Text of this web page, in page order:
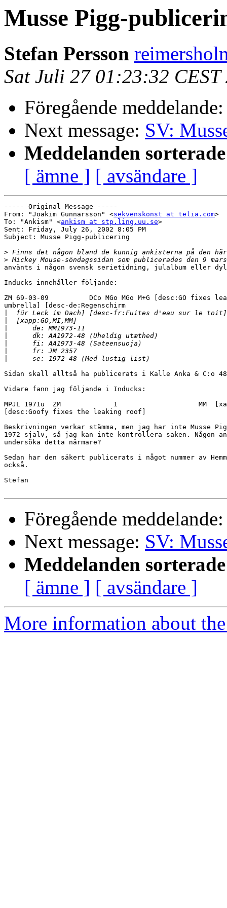
Musse Pigg-
Stefan Persson
Sat Juli 27 01:23:32 CEST
Föregående
Next message: SV:
Meddelanden
[ ämne ] [ avsändare ]
----- Original Message -----
From: "Joakim Gunnarsson" <sekvenskonst at telia.com>
To: "Ankism" <ankism at stp.ling.uu.se>
Sent: Friday, July 26, 2002 8:05 PM
Subject: Musse Pigg-publicering
>
>
använts i någon svensk serietidning, julalbum eller
Inducks innehåller följande:
ZM 69-03-09          DCo MGo MGo M+G [desc:GO fixes
umbrella] [desc-de:Regenschirm
Sidan skall alltså ha publicerats i Kalle Anka & C:o
Vidare fann jag följande i Inducks:
MPJL 1971u  ZM             1                    MM
[desc:Goofy fixes the leaking roof]
Beskrivningen verkar stämma, men jag har inte Musse
1972 själv, så jag kan inte kontrollera saken. Någon
undersöka detta närmare?
Sedan har den säkert publicerats i något nummer av
också.
Stefan
Föregående
Next message: SV:
Meddelanden
[ ämne ] [ avsändare ]
More information about